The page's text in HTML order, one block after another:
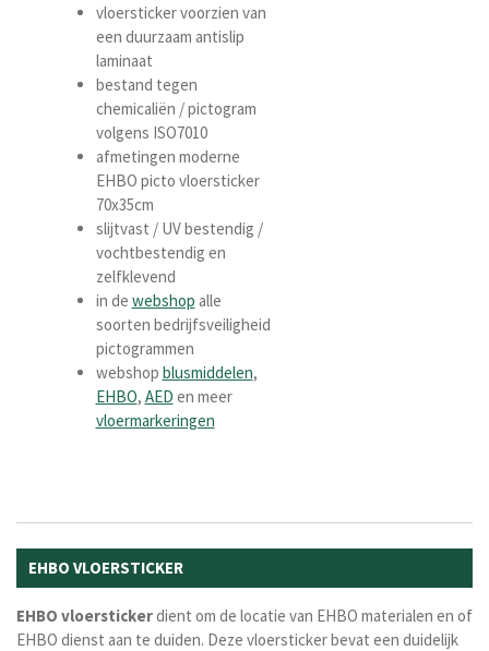
vloersticker voorzien van
een duurzaam antislip
laminaat
bestand tegen
chemicaliën / pictogram
volgens ISO7010
afmetingen moderne
EHBO picto vloersticker
70x35cm
slijtvast / UV bestendig /
vochtbestendig en
zelfklevend
in de webshop alle
soorten bedrijfsveiligheid
pictogrammen
webshop blusmiddelen,
EHBO, AED en meer
vloermarkeringen
EHBO VLOERSTICKER
EHBO vloerstickerdient om de locatie van EHBO materialen en of
EHBO dienst aan te duiden. Deze vloersticker bevat een duidelijk